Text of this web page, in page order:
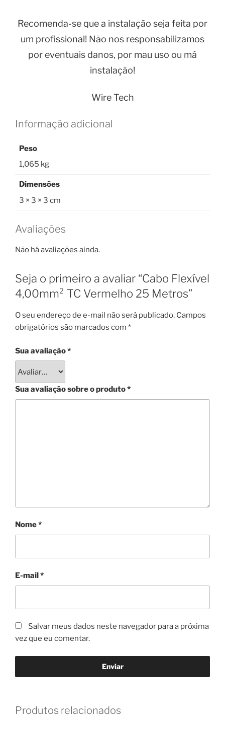
Recomenda-se que a instalação seja feita por
um profissional! Não nos responsabilizamos
por eventuais danos, por mau uso ou má
instalação!
Wire Tech
Informação adicional
Peso
1,065 kg
Dimensões
3 × 3 × 3 cm
Avaliações
Não há avaliações ainda.
Seja o primeiro a avaliar “Cabo Flexível
4,00mm² TC Vermelho 25 Metros”
O seu endereço de e-mail não será publicado. Campos
obrigatórios são marcados com *
Sua avaliação*
Sua avaliação sobre o produto*
Nome*
E-mail*
Salvar meus dados neste navegador para a próxima
vez que eu comentar.
Produtos relacionados